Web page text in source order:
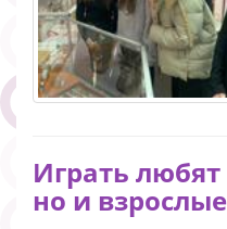
Играть
но и взрослые